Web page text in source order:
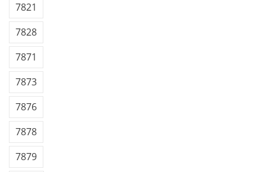
7821
7828
7871
7873
7876
7878
7879